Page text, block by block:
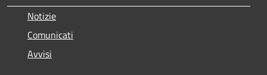
Notizie
Comunicati
Avvisi